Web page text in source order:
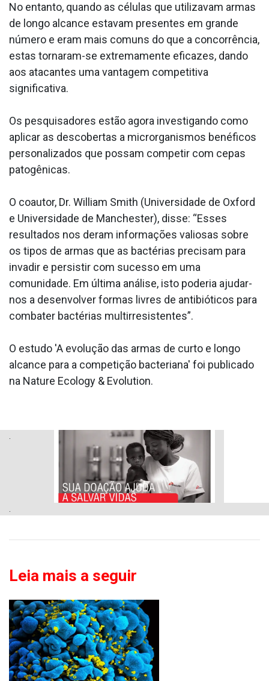
No entanto, quando as células que utilizavam armas
de longo alcance estavam presentes em grande
número e eram mais comuns do que a concorrência,
estas tornaram-se extremamente eficazes, dando
aos atacantes uma vantagem competitiva
significativa.
Os pesquisadores estão agora investigando como
aplicar as descobertas a microrganismos benéficos
personalizados que possam competir com cepas
patogênicas.
O coautor, Dr. William Smith (Universidade de Oxford
e Universidade de Manchester), disse: “Esses
resultados nos deram informações valiosas sobre
os tipos de armas que as bactérias precisam para
invadir e persistir com sucesso em uma
comunidade. Em última análise, isto poderia ajudar-
nos a desenvolver formas livres de antibióticos para
combater bactérias multirresistentes”.
O estudo 'A evolução das armas de curto e longo
alcance para a competição bacteriana' foi publicado
na Nature Ecology & Evolution.
.
.
Leia mais a seguir